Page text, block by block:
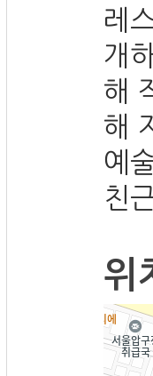
레
개
해
해
예
친
위